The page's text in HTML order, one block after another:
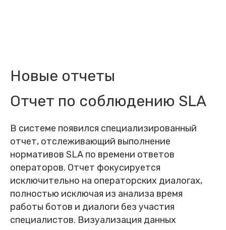
Новые отчеты
Отчет по соблюдению SLA
В системе появился специализированный
отчет, отслеживающий выполнение
нормативов SLA по времени ответов
операторов. Отчет фокусируется
исключительно на операторских диалогах,
полностью исключая из анализа время
работы ботов и диалоги без участия
специалистов. Визуализация данных